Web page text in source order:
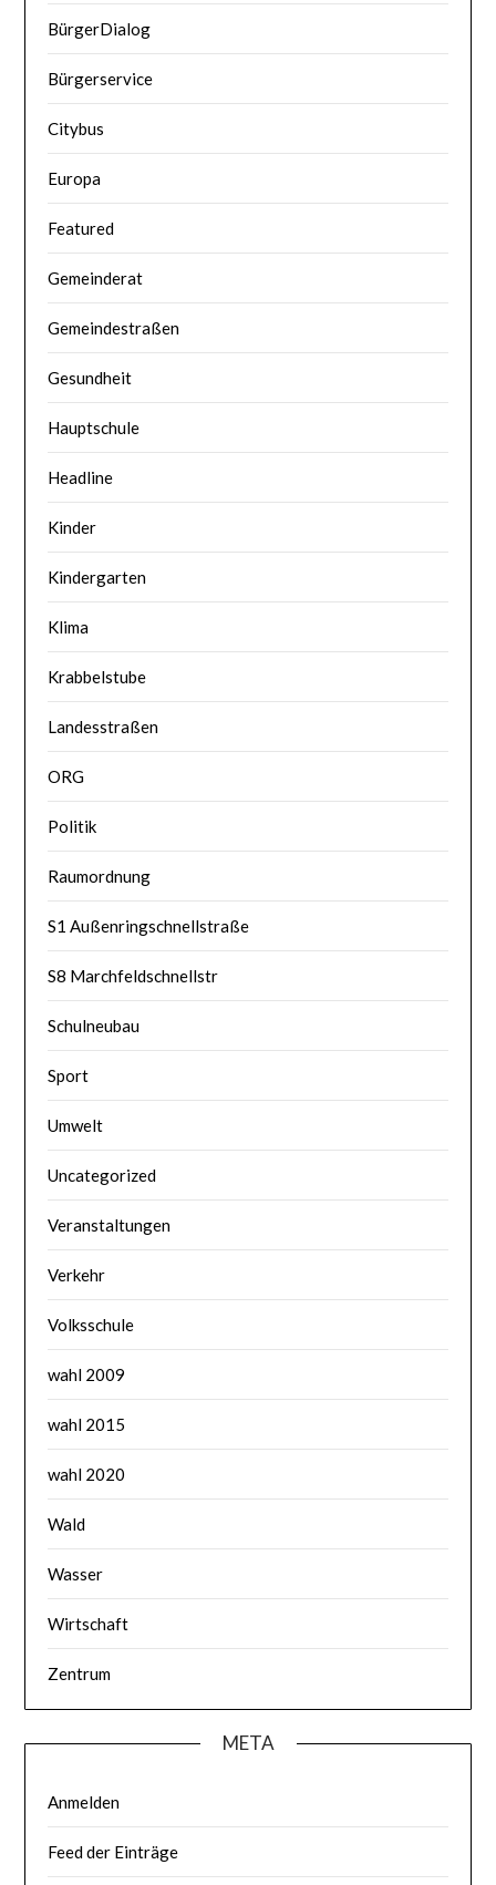
BürgerDialog
Bürgerservice
Citybus
Europa
Featured
Gemeinderat
Gemeindestraßen
Gesundheit
Hauptschule
Headline
Kinder
Kindergarten
Klima
Krabbelstube
Landesstraßen
ORG
Politik
Raumordnung
S1 Außenringschnellstraße
S8 Marchfeldschnellstr
Schulneubau
Sport
Umwelt
Uncategorized
Veranstaltungen
Verkehr
Volksschule
wahl 2009
wahl 2015
wahl 2020
Wald
Wasser
Wirtschaft
Zentrum
META
Anmelden
Feed der Einträge